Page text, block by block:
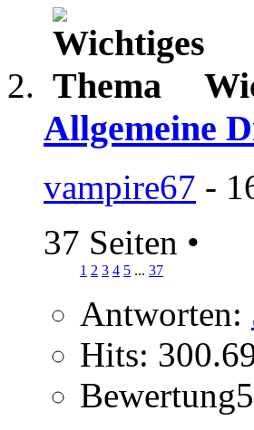
Allgemeine
vampire67 -
37 Seiten •
1 2 3 4 5 ... 37
Antworten:
Hits: